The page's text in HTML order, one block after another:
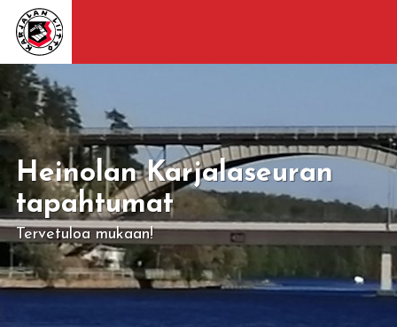
Heinolan Karjalaseuran
tapahtumat
Tervetuloa mukaan!